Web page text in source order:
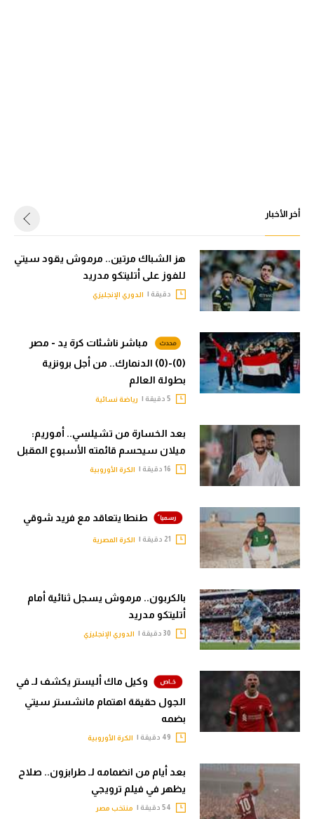
أخر الأخبار
هز الشباك مرتين.. مرموش يقود سيتي
للفوز على أتليتكو مدريد
دقيقة | الدوري الإنجليزي
مباشر ناشئات كرة يد - مصر
(0)-(0) الدنمارك.. من أجل برونزية
بطولة العالم
رياضة نسائية
بعد الخسارة من تشيلسي.. أموريم:
ميلان سيحسم قائمته الأسبوع المقبل
الكرة الأوروبية
طنطا يتعاقد مع فريد شوقي
الكرة المصرية
بالكربون.. مرموش يسجل ثنائية أمام
أتليتكو مدريد
الدوري الإنجليزي
وكيل ماك أليستر يكشف لـ في
الجول حقيقة اهتمام مانشستر سيتي
بضمه
الكرة الأوروبية
بعد أيام من انضمامه لـ طرابزون.. صلاح
يظهر في فيلم ترويجي
منتخب مصر